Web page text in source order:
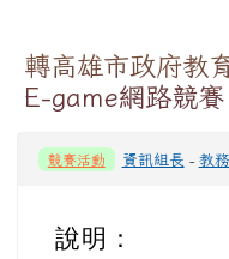
轉高雄市政府教
E-game網路競
競賽活動 資訊組長 - 教
說明：